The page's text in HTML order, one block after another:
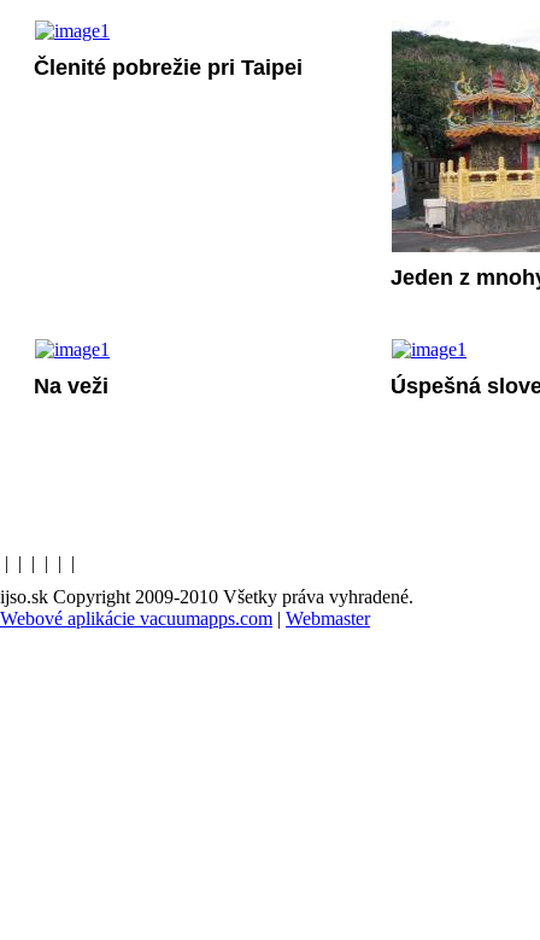
Členité pobrežie pri Taipei
Jeden z
Na veži Úspešná
| | | | | |
ijso.sk Copyright 2009-2010 Všetky práva vyhradené.
Webové aplikácie vacuumapps.com | Webmaster